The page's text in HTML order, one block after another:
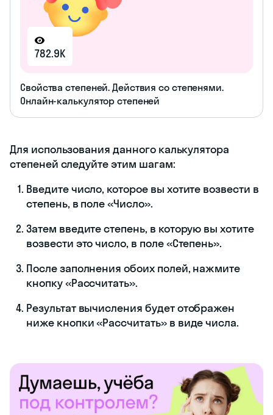
782.9K
Свойства степеней. Действия со степенями.
Онлайн-калькулятор степеней
Для использования данного калькулятора
степеней следуйте этим шагам:
Введите число, которое вы хотите возвести в
степень, в поле «Число».
Затем введите степень, в которую вы хотите
возвести это число, в поле «Степень».
После заполнения обоих полей, нажмите
кнопку «Рассчитать».
Результат вычисления будет отображен
ниже кнопки «Рассчитать» в виде числа.